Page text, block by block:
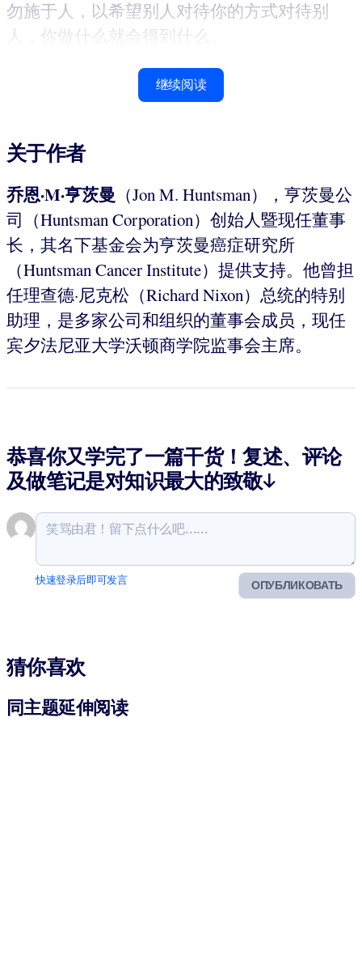
勿施于人，以希望别人对待你的方式对待别
人，你做什么就会得到什么。
继续阅读
关于作者
乔恩·M·亨茨曼 （Jon M. Huntsman），亨茨曼公
司（Huntsman Corporation）创始人暨现任董事
长，其名下基金会为亨茨曼癌症研究所
（Huntsman Cancer Institute）提供支持。他曾担
任理查德·尼克松（Richard Nixon）总统的特别
助理，是多家公司和组织的董事会成员，现任
宾夕法尼亚大学沃顿商学院监事会主席。
恭喜你又学完了一篇干货！复述、评论
及做笔记是对知识最大的致敬↓
ОПУБЛИКОВАТЬ
快速登录后即可发言
猜你喜欢
同主题延伸阅读